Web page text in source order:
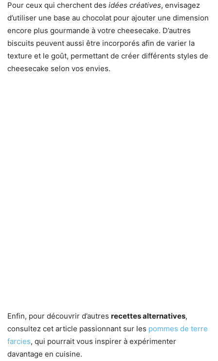
Pour ceux qui cherchent des idées créatives, envisagez
d’utiliser une base au chocolat pour ajouter une dimension
encore plus gourmande à votre cheesecake. D’autres
biscuits peuvent aussi être incorporés afin de varier la
texture et le goût, permettant de créer différents styles de
cheesecake selon vos envies.
Enfin, pour découvrir d’autres recettes alternatives,
consultez cet article passionnant sur les pommes de terre
farcies, qui pourrait vous inspirer à expérimenter
davantage en cuisine.